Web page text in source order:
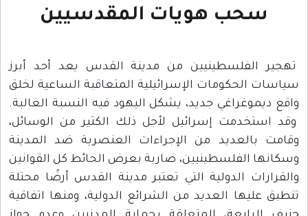
سحب هويات المقدسيين
تهجير الفلسطينيين من مدينة القدس يعد أحد أبرز
سياسات الحكومات الإسرائيلية المتعاقبة الساعية لخلق
واقع ديموغراغي جديد، يشكل اليهود فيه النسبة الغالبة.
وقد استخدمت إسرائيل لأجل ذلك الكثير من الوسائل،
وقامت بالعديد من الإجراءات العنصرية ضد المدينة
وسكانها الفلسطينيين، ضاربة بعرض الحائط كل القوانين
والقرارات الدولية التي تعتبر مدينة القدس أرضًا محتلة
تنطبق عليها العديد من الشرائع الدولية، ومنها اتفاقية